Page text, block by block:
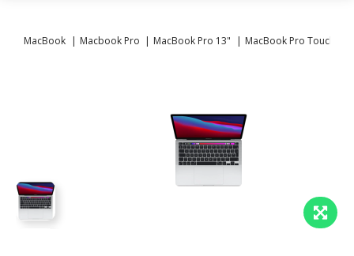
MacBook Macbook Pro MacBook Pro 13" MacBook Pro Touch